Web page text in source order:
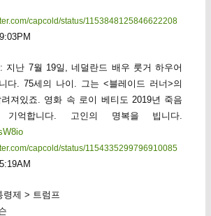
capcold/status/1153848125846622208
지난 7월 19일, 네덜란드 배우 룻거 하우어
다. 75세의 나이. 그는 <블레이드 러너>의
져있죠. 영화 속 로이 베티도 2019년 죽음
기억합니다. 고인의 명복을 빕니다.
capcold/status/1154335299796910085
령제 > 트럼프